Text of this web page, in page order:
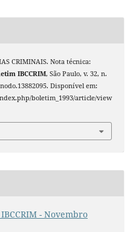
CRIMINAIS. Nota técnica:
IBCCRIM, São Paulo, v. 32, n.
Disponível em:
boletim_1993/article/view
- Novembro